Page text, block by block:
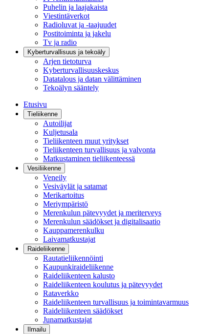
Puhelin ja laajakaista
Viestintäverkot
Radioluvat ja -taajuudet
Postitoiminta ja jakelu
Tv ja radio
Kyberturvallisuus ja tekoäly
Arjen tietoturva
Kyberturvallisuuskeskus
Datatalous ja datan välittäminen
Tekoälyn sääntely
Etusivu
Tieliikenne
Autoilijat
Kuljetusala
Tieliikenteen muut yritykset
Tieliikenteen turvallisuus ja valvonta
Matkustaminen tieliikenteessä
Vesiliikenne
Veneily
Vesiväylät ja satamat
Merikartoitus
Meriympäristö
Merenkulun pätevyydet ja meriterveys
Merenkulun säädökset ja digitalisaatio
Kauppamerenkulku
Laivamatkustajat
Raideliikenne
Rautatieliikennöinti
Kaupunkiraideliikenne
Raideliikenteen kalusto
Raideliikenteen koulutus ja pätevyydet
Rataverkko
Raideliikenteen turvallisuus ja toimintavarmuus
Raideliikenteen säädökset
Junamatkustajat
Ilmailu